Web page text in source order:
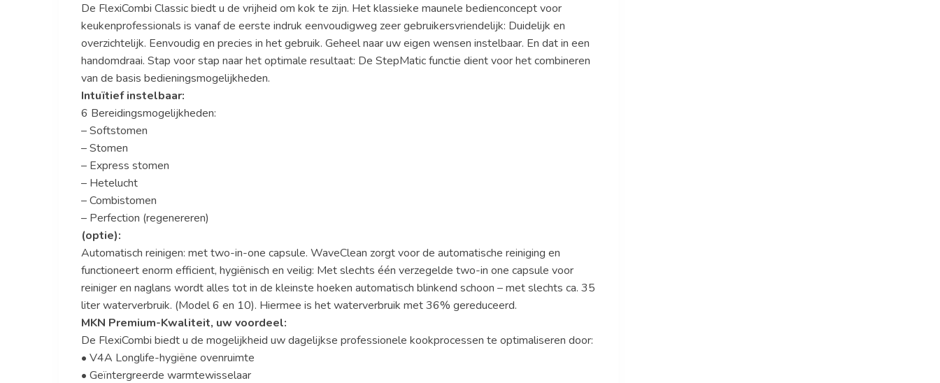
De FlexiCombi Classic biedt u de vrijheid om kok te zijn. Het klassieke maunele bedienconcept voor
keukenprofessionals is vanaf de eerste indruk eenvoudigweg zeer gebruikersvriendelijk: Duidelijk en
overzichtelijk. Eenvoudig en precies in het gebruik. Geheel naar uw eigen wensen instelbaar. En dat in een
handomdraai. Stap voor stap naar het optimale resultaat: De StepMatic functie dient voor het combineren
van de basis bedieningsmogelijkheden.
Intuïtief instelbaar:
6 Bereidingsmogelijkheden:
– Softstomen
– Stomen
– Express stomen
– Hetelucht
– Combistomen
– Perfection (regenereren)
(optie):
Automatisch reinigen: met two-in-one capsule. WaveClean zorgt voor de automatische reiniging en
functioneert enorm efficient, hygiënisch en veilig: Met slechts één verzegelde two-in one capsule voor
reiniger en naglans wordt alles tot in de kleinste hoeken automatisch blinkend schoon – met slechts ca. 35
liter waterverbruik. (Model 6 en 10). Hiermee is het waterverbruik met 36% gereduceerd.
MKN Premium-Kwaliteit, uw voordeel:
De FlexiCombi biedt u de mogelijkheid uw dagelijkse professionele kookprocessen te optimaliseren door:
• V4A Longlife-hygiëne ovenruimte
• Geïntergreerde warmtewisselaar